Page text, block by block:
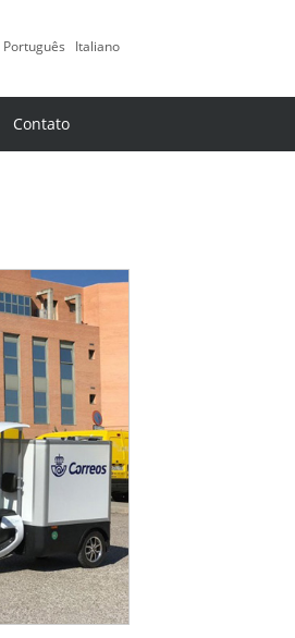
Português Italiano
Contato